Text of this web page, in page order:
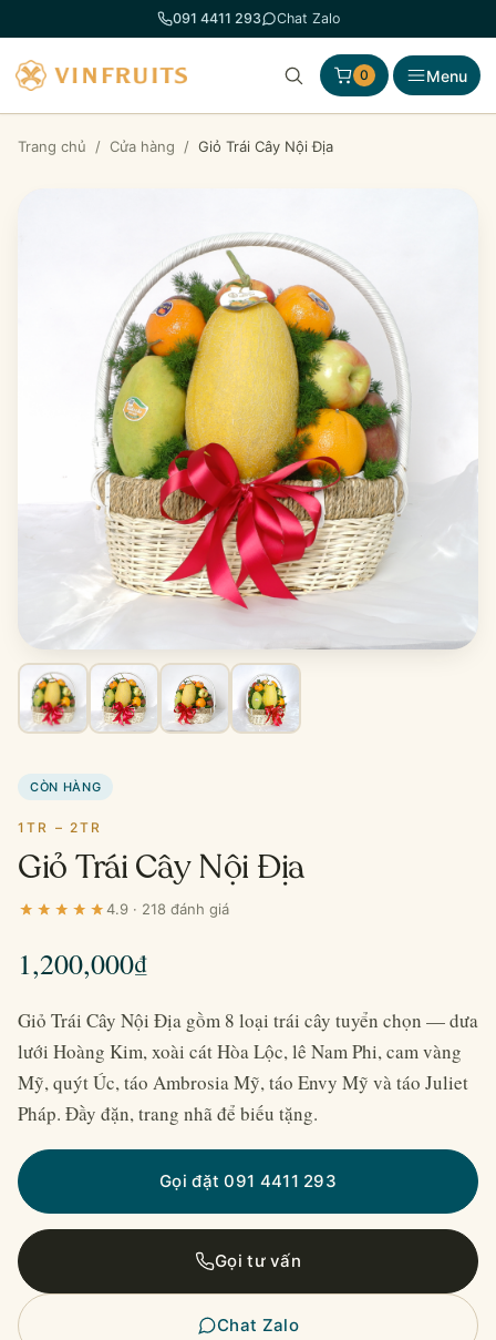
đến
phần
nội
dung
091 4411 293 Chat Zalo
0 Menu
Trang chủ / Cửa hàng / Giỏ Trái Cây Nội Địa
CÒN HÀNG
1TR – 2TR
Giỏ Trái Cây Nội Địa
4.9 · 218 đánh giá
1,200,000₫
Giỏ Trái Cây Nội Địa gồm 8 loại trái cây tuyển chọn — dưa
lưới Hoàng Kim, xoài cát Hòa Lộc, lê Nam Phi, cam vàng
Mỹ, quýt Úc, táo Ambrosia Mỹ, táo Envy Mỹ và táo Juliet
Pháp. Đầy đặn, trang nhã để biếu tặng.
Gọi đặt 091 4411 293
Gọi tư vấn
Chat Zalo